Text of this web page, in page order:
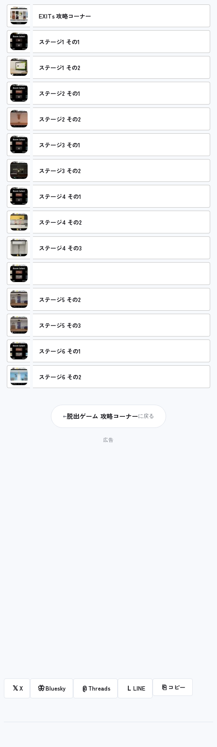
EXITs 攻略コーナー
ステージ1 その1
ステージ1 その2
ステージ2 その1
ステージ2 その2
ステージ3 その1
ステージ3 その2
ステージ4 その1
ステージ4 その2
ステージ4 その3
ステージ5 その2
ステージ5 その3
ステージ6 その1
ステージ6 その2
←脱出ゲーム 攻略コーナーに戻る
𝕏X 🦋Bluesky @ Threads L LINE ⎘ コピー